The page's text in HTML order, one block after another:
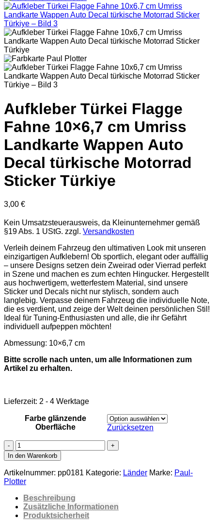
Aufkleber Türkei Flagge
Fahne 10×6,7 cm Umriss
Landkarte Wappen Auto
Decal türkische Motorrad
Sticker Türkiye
3,00 €
Kein Umsatzsteuerausweis, da Kleinunternehmer gemäß
§19 Abs. 1 UStG. zzgl. Versandkosten
Verleih deinem Fahrzeug den ultimativen Look mit unseren
einzigartigen Aufklebern! Ob sportlich, elegant oder auffällig
– unsere Designs setzen dein Zweirad oder Vierrad perfekt
in Szene und machen es zum echten Hingucker. Hergestellt
aus hochwertigem, wetterfestem Material, sind unsere
Sticker und Decals nicht nur stylisch, sondern auch
langlebig. Verpasse deinem Fahrzeug die individuelle Note,
die es verdient, und zeige der Welt deinen persönlichen Stil!
Ideal für Tuning-Enthusiasten und alle, die ihr Gefährt
individuell aufpeppen möchten!
Abmessung: 10×6,7 cm
Bitte scrolle nach unten, um alle Informationen zum
Artikel zu erhalten.
Lieferzeit: 2 - 4 Werktage
Farbe glänzende
Oberfläche
Zurücksetzen
Aufkleber
Türkei
Flagge
Fahne
10x6,7
cm
Umriss
Landkarte
Wappen
In den Warenkorb
Artikelnummer: pp0181 Kategorie: Länder Marke: Paul-
Plotter
Beschreibung
Zusätzliche Informationen
Produktsicherheit